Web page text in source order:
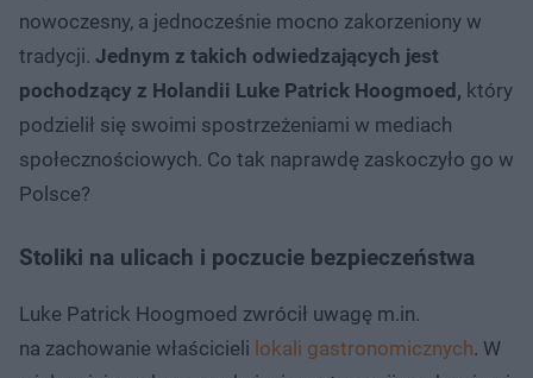
nowoczesny, a jednocześnie mocno zakorzeniony w
tradycji. Jednym z takich odwiedzających jest
pochodzący z Holandii Luke Patrick Hoogmoed, który
podzielił się swoimi spostrzeżeniami w mediach
społecznościowych. Co tak naprawdę zaskoczyło go w
Polsce?
Stoliki na ulicach i poczucie bezpieczeństwa
Luke Patrick Hoogmoed zwrócił uwagę m.in.
na zachowanie właścicieli lokali gastronomicznych. W